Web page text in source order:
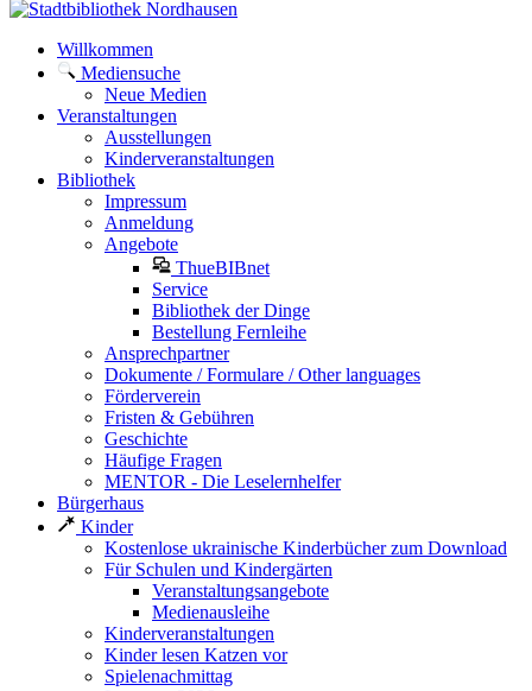
Willkommen
Mediensuche
Neue Medien
Veranstaltungen
Ausstellungen
Kinderveranstaltungen
Bibliothek
Impressum
Anmeldung
Angebote
ThueBIBnet
Service
Bibliothek der Dinge
Bestellung Fernleihe
Ansprechpartner
Dokumente / Formulare / Other languages
Förderverein
Fristen & Gebühren
Geschichte
Häufige Fragen
MENTOR - Die Leselernhelfer
Bürgerhaus
Kinder
Kostenlose ukrainische Kinderbücher zum Download
Für Schulen und Kindergärten
Veranstaltungsangebote
Medienausleihe
Kinderveranstaltungen
Kinder lesen Katzen vor
Spielenachmittag